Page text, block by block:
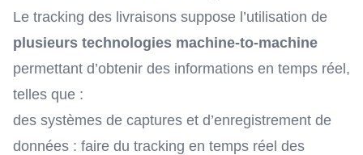
Le tracking des livraisons suppose l’utilisation de
plusieurs technologies machine-to-machine
permettant d’obtenir des informations en temps réel,
telles que :
des systèmes de captures et d’enregistrement de
données : faire du tracking en temps réel des